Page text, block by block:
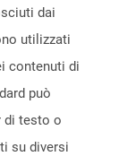
dai
utilizzati
contenuti di
può
di testo o
su diversi